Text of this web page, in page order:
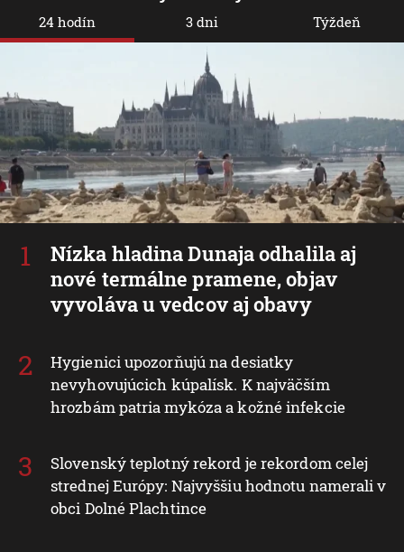
24 hodín
Nízka hladina Dunaja odhalila aj
nové termálne pramene, objav
vyvoláva u vedcov aj obavy
Hygienici upozorňujú na desiatky
nevyhovujúcich kúpalísk. K najväčším
hrozbám patria mykóza a kožné infekcie
Slovenský teplotný rekord je rekordom celej
strednej Európy: Najvyššiu hodnotu namerali v
obci Dolné Plachtince
3 dni Týždeň